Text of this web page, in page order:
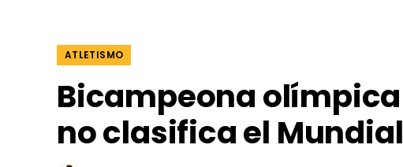
ATLETISMO
Bicampeona
no clasifica el Mundial